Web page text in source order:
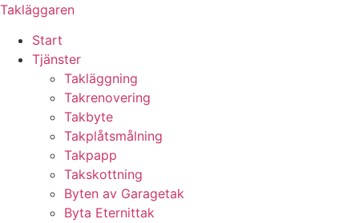
Skip
content
Takläggaren
Start
Tjänster
Takläggning
Takrenovering
Takbyte
Takplåtsmålning
Takpapp
Takskottning
Byten av Garagetak
Byta Eternittak